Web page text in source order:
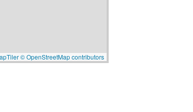
© OpenStreetMap contributors